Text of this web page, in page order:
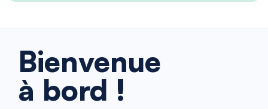
Bienvenue
à bord !